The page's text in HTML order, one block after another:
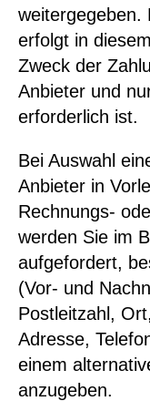
weitergegeben.
erfolgt in
Zweck der
Anbieter und
erforderlich ist.
Bei Auswahl
Anbieter in
Rechnungs-
werden Sie im
aufgefordert,
(Vor- und
Postleitzahl,
Adresse,
einem
anzugeben.